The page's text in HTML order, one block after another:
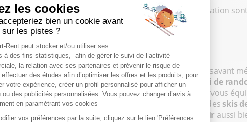
À noter : dans certains magasins, des skis de fond de location
enfants.
LES SKIS DE RANDONNÉE
Ce que vous aimez durant vos vacances d’hiver, c’est un savant
sensations de glisse et tranquillité loin des pistes ? Le
ski de
là aussi, de nombreux magasins Ekosport-Rent peuvent vous
rando comme pour les skieurs initiés, nous proposons des skis
robustes et maniables, qui permettent de se faire plaisir aussi